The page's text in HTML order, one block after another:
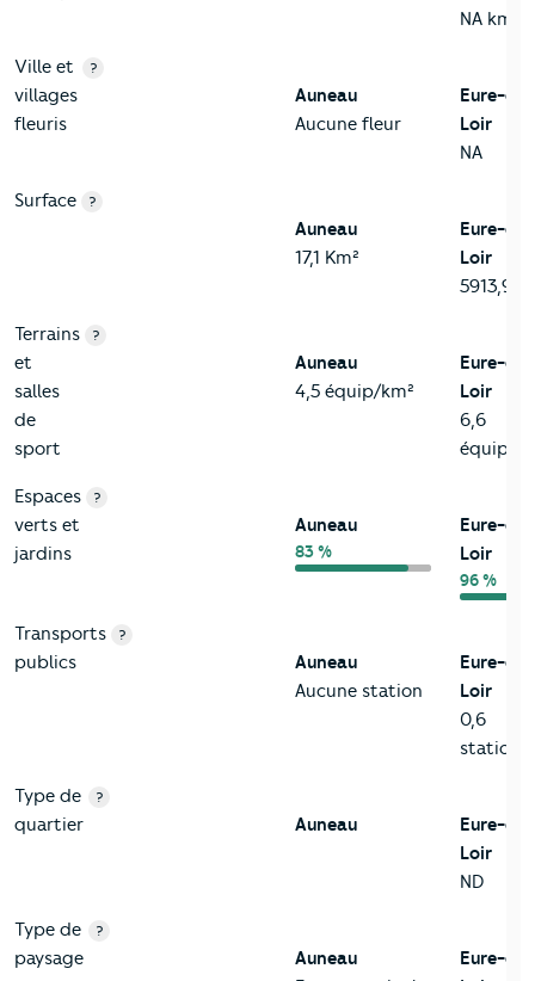
NA km
Ville et
villages
fleuris
?
Auneau
Aucune fleur
Eure-et-
Loir
NA
Surface ?
Auneau
17,1 Km²
Eure-et-
Loir
5913,9
Terrains
et
salles
de
sport
?
Auneau
4,5 équip/km²
Eure-et-
Loir
6,6
équip/
Espaces
verts et
jardins
?
Auneau
83 %
Eure-et-
Loir
96 %
Transports
publics
?
Auneau
Aucune station
Eure-et-
Loir
0,6
station/
Type de
quartier
?
Auneau
Eure-et-
Loir
ND
Type de
paysage
?
Auneau
Eure-et-